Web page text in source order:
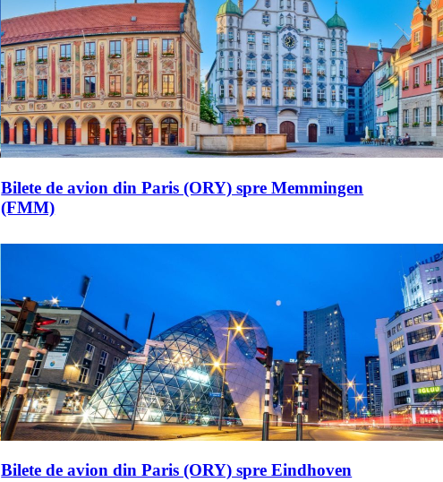
Bilete de avion din Paris (ORY) spre Memmingen
(FMM)
Bilete de avion din Paris (ORY) spre Eindhoven